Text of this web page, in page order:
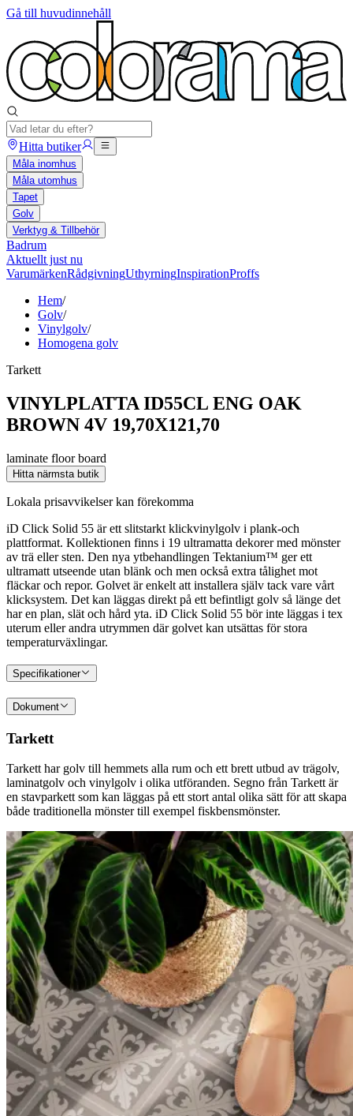
Gå till huvudinnehåll
Hitta butiker
Måla inomhus
Måla utomhus
Tapet
Golv
Verktyg & Tillbehör
Badrum
Aktuellt just nu
VarumärkenRådgivningUthyrningInspirationProffs
Hem/
Golv/
Vinylgolv/
Homogena golv
Tarkett
VINYLPLATTA ID55CL ENG OAK
BROWN 4V 19,70X121,70
laminate floor board
Hitta närmsta butik
Lokala prisavvikelser kan förekomma
iD Click Solid 55 är ett slitstarkt klickvinylgolv i plank-och
plattformat. Kollektionen finns i 19 ultramatta dekorer med mönster
av trä eller sten. Den nya ytbehandlingen Tektanium™ ger ett
ultramatt utseende utan blänk och men också extra tålighet mot
fläckar och repor. Golvet är enkelt att installera själv tack vare vårt
klicksystem. Det kan läggas direkt på ett befintligt golv så länge det
har en plan, slät och hård yta. iD Click Solid 55 bör inte läggas i tex
uterum eller andra utrymmen där golvet kan utsättas för stora
temperaturväxlingar.
Specifikationer
Dokument
Tarkett
Tarkett har golv till hemmets alla rum och ett brett utbud av trägolv,
laminatgolv och vinylgolv i olika utföranden. Segno från Tarkett är
en stavparkett som kan läggas på ett stort antal olika sätt för att skapa
både traditionella mönster till exempel fiskbensmönster.